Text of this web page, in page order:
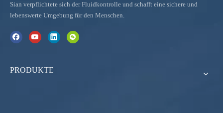
Sian verpflichtete sich der Fluidkontrolle und schafft eine sichere und
lebenswerte Umgebung für den Menschen.
PRODUKTE